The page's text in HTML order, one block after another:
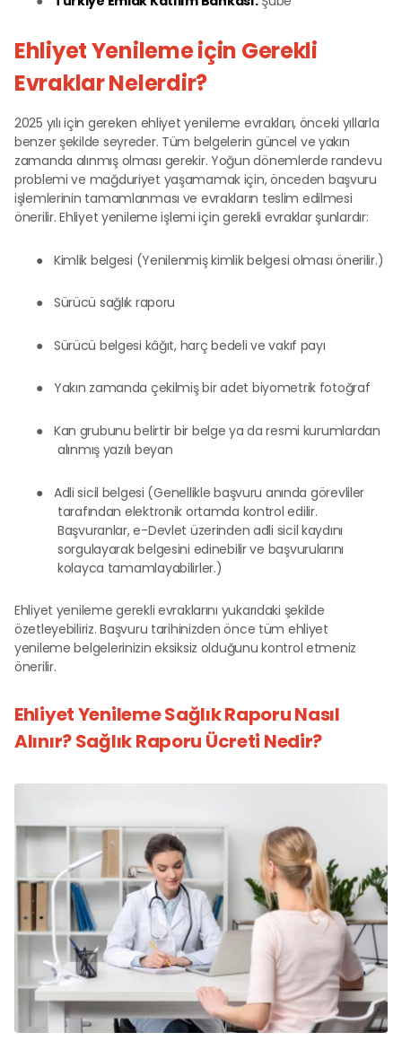
Ehliyet Yenileme için Gerekli
Evraklar Nelerdir?
2025 yılı için gereken ehliyet yenileme evrakları, önceki yıllarla
benzer şekilde seyreder. Tüm belgelerin güncel ve yakın
zamanda alınmış olması gerekir. Yoğun dönemlerde randevu
problemi ve mağduriyet yaşamamak için, önceden başvuru
işlemlerinin tamamlanması ve evrakların teslim edilmesi
önerilir. Ehliyet yenileme işlemi için gerekli evraklar şunlardır:
● Kimlik belgesi (Yenilenmiş kimlik belgesi olması önerilir.)
● Sürücü sağlık raporu
● Sürücü belgesi kâğıt, harç bedeli ve vakıf payı
● Yakın zamanda çekilmiş bir adet biyometrik fotoğraf
●
Kan grubunu belirtir bir belge ya da resmi kurumlardan
alınmış yazılı beyan
●
Adli sicil belgesi (Genellikle başvuru anında görevliler
tarafından elektronik ortamda kontrol edilir.
Başvuranlar, e-Devlet üzerinden adli sicil kaydını
sorgulayarak belgesini edinebilir ve başvurularını
kolayca tamamlayabilirler.)
Ehliyet yenileme gerekli evraklarını yukarıdaki şekilde
özetleyebiliriz. Başvuru tarihinizden önce tüm ehliyet
yenileme belgelerinizin eksiksiz olduğunu kontrol etmeniz
önerilir.
Ehliyet Yenileme Sağlık Raporu Nasıl
Alınır? Sağlık Raporu Ücreti Nedir?